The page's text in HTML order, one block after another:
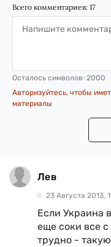
Всего комментариев: 17
Осталось символов: 2000
Авторизуйтесь, чтобы
материалы
Лев
23 Августа 2013,
Если Украина
еще соки все
трудно -